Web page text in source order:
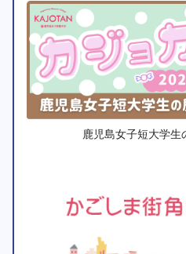
鹿児島女子短大学生